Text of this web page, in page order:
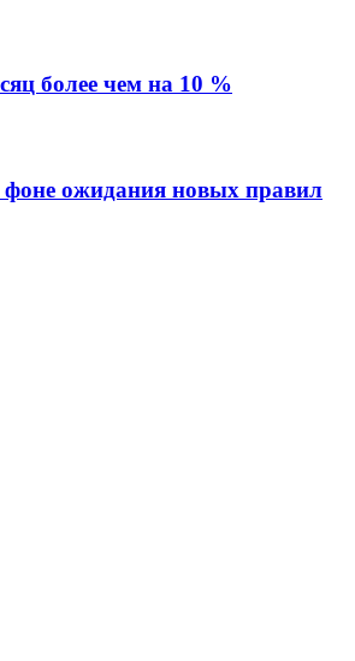
более чем на 10 %
ожидания новых правил